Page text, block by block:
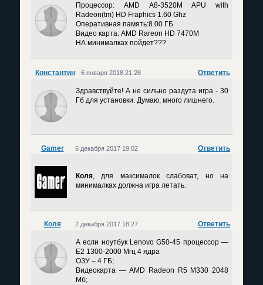
Процессор: AMD A8-3520M APU with
Radeon(tm) HD Fraphics 1.60 Ghz
Оперативная память:8.00 ГБ
Видео карта: AMD Rareon HD 7470M
НА минималках пойдет???
Константин Ответить
6 января 2018 21:28
Здравствуйте! А не сильно раздута игра - 30
Гб для установки. Думаю, много лишнего.
Gamer Ответить
6 декабря 2017 19:02
Коля, для максималок слабоват, но на
минималках должна игра летать.
Коля Ответить
2 декабря 2017 18:27
А если ноутбук Lenovo G50-45 процессор —
E2 1300-2000 Мгц 4 ядра
ОЗУ – 4 ГБ;
Видеокарта — AMD Radeon R5 M330 2048
Мб;